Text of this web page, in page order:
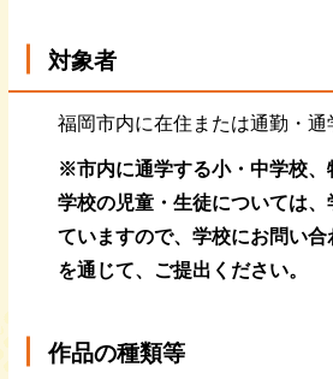
対象者
福岡市内に在住または通勤・通
※市内に通学する小・中学校、
学校の児童・生徒については、
ていますので、学校にお問い
を通じて、ご提出ください。
作品の種類等